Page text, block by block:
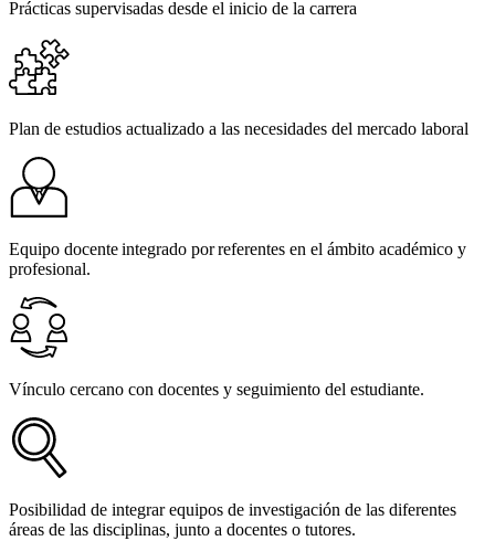
Prácticas supervisadas desde el inicio de la carrera
Plan de estudios actualizado a las necesidades del mercado laboral
Equipo docente integrado por referentes en el ámbito académico y
profesional.
Vínculo cercano con docentes y seguimiento del estudiante.
Posibilidad de integrar equipos de investigación de las diferentes
áreas de las disciplinas, junto a docentes o tutores.